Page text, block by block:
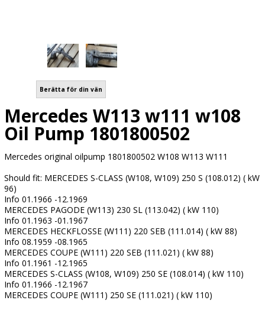
Berätta för din vän
Mercedes W113 w111 w108
Oil Pump 1801800502
Mercedes original oilpump 1801800502 W108 W113 W111
Should fit: MERCEDES S-CLASS (W108, W109) 250 S (108.012) ( kW
96)
Info 01.1966 -12.1969
MERCEDES PAGODE (W113) 230 SL (113.042) ( kW 110)
Info 01.1963 -01.1967
MERCEDES HECKFLOSSE (W111) 220 SEB (111.014) ( kW 88)
Info 08.1959 -08.1965
MERCEDES COUPE (W111) 220 SEB (111.021) ( kW 88)
Info 01.1961 -12.1965
MERCEDES S-CLASS (W108, W109) 250 SE (108.014) ( kW 110)
Info 01.1966 -12.1967
MERCEDES COUPE (W111) 250 SE (111.021) ( kW 110)